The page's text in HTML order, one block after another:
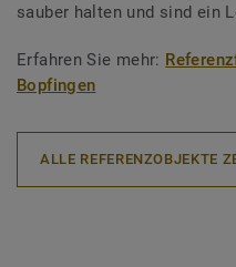
sauber halten und sind ein
Erfahren Sie mehr:
Bopfingen
ALLE REFERENZOBJEKTE